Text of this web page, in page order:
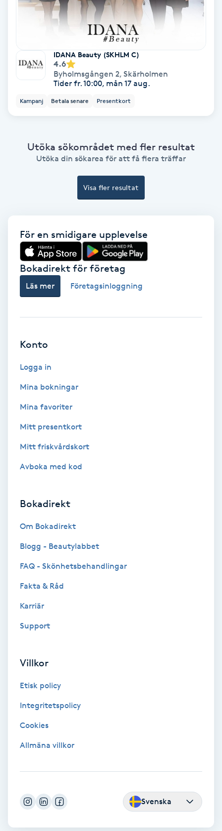
Damklippning
Diamantslipning
Extensions borttagning
Face framing
Faceliftmassage
Fet hårbotten
Fettreducering
Fibromassage
Fillers
Fotsvamp
Fransborttagning
Fransförlängning
Fransförlängning Volym
Frekvensterapi
IDANA Beauty (SKHLM C)
4.6
Byholmsgången 2, Skärholmen
Tider fr. 10:00, mån 17 aug.
Kampanj Betala senare Presentkort
Utöka sökområdet med fler resultat
Utöka din sökarea för att få flera träffar
Visa fler resultat
För en smidigare upplevelse
Bokadirekt för företag
Läs mer Företagsinloggning
Konto
Logga in
Mina bokningar
Mina favoriter
Mitt presentkort
Mitt friskvårdskort
Avboka med kod
Bokadirekt
Om Bokadirekt
Blogg - Beautylabbet
FAQ - Skönhetsbehandlingar
Fakta & Råd
Karriär
Support
Villkor
Etisk policy
Integritetspolicy
Cookies
Allmäna villkor
Svenska